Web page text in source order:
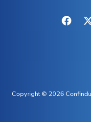
Copyright © 2026